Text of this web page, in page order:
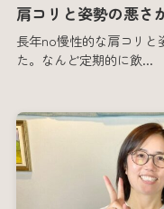
肩コリと姿勢の悪
長年no慢性的な肩コリと
た。なんど定期的に飲...